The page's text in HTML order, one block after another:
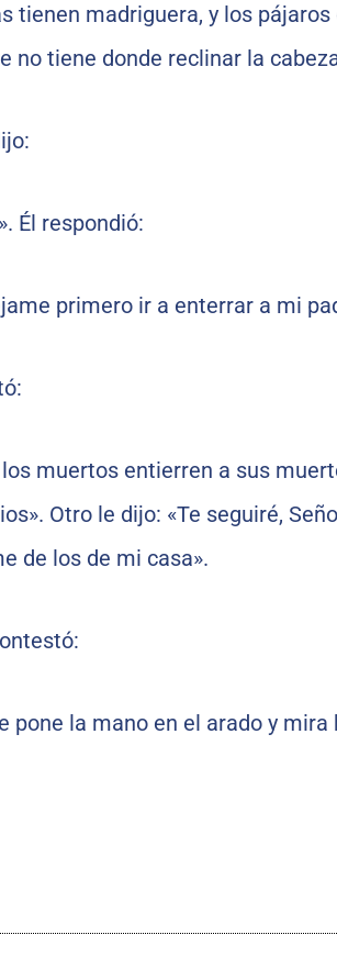
tienen madriguera, y los
no tiene donde reclinar la
Él respondió:
primero ir a enterrar a mi
los muertos entierren a sus
Otro le dijo: «Te seguiré,
de los de mi casa».
pone la mano en el arado y